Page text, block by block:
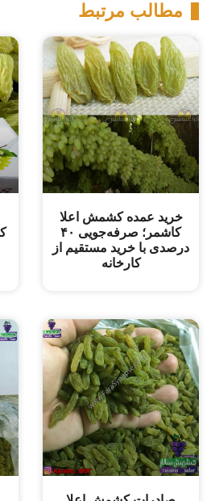
مطالب مرتبط
خرید عمده کشمش اعلا
کاشمر؛ صرفه‌جویی ۴۰
درصدی با خرید مستقیم از
کارخانه